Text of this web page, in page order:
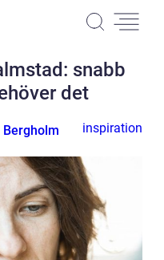
snabb
det
inspiration